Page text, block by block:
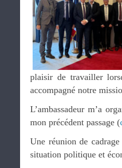
plaisir de travailler
accompagné notre
L’ambassadeur m’a
mon précédent passage (
Une réunion de
situation politique et